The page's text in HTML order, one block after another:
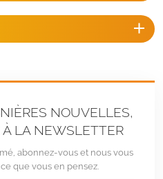
NOUVELLES,
LA NEWSLETTER
abonnez-vous et nous vous
que vous en pensez.